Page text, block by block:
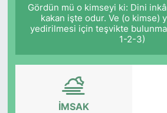
Gördün mü o kimseyi ki: Dini
kakan işte odur. Ve (o kimse)
yedirilmesi için teşvikte
1-2-3)
İMSAK
Haber Arşivi